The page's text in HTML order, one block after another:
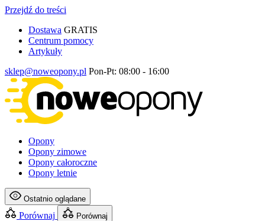
Przejdź do treści
Dostawa GRATIS
Centrum pomocy
Artykuły
sklep@noweopony.pl Pon-Pt: 08:00 - 16:00
Opony
Opony zimowe
Opony całoroczne
Opony letnie
Ostatnio oglądane
Porównaj Porównaj